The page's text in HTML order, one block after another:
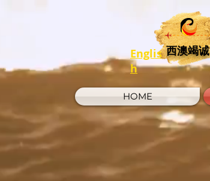
西澳竭诚
Englis
h
HOME